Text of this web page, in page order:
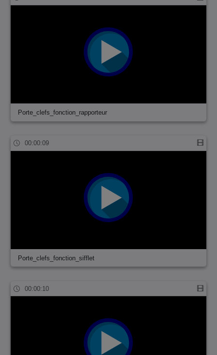
Porte_clefs_fonction_rapporteur
00:00:09
Porte_clefs_fonction_sifflet
00:00:10